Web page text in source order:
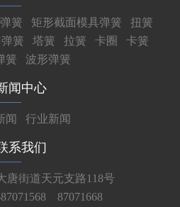
簧 矩形截面模具弹簧
扭簧
簧 塔簧 拉簧 卡圈
卡簧
簧
波形弹簧
闻中心
闻 行业新闻
系我们
唐街道天元支路118号
87071668